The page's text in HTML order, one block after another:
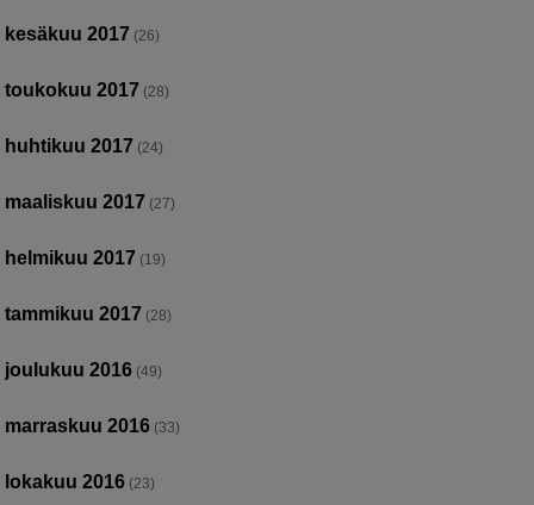
kesäkuu 2017 (26)
toukokuu 2017 (28)
huhtikuu 2017 (24)
maaliskuu 2017 (27)
helmikuu 2017 (19)
tammikuu 2017 (28)
joulukuu 2016 (49)
marraskuu 2016 (33)
lokakuu 2016 (23)